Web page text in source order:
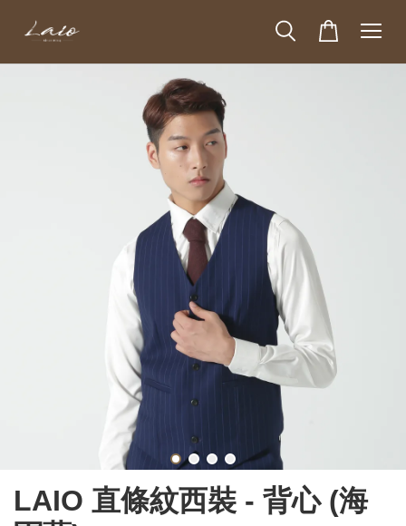
LAIO 直條紋西裝 - 背心 (海